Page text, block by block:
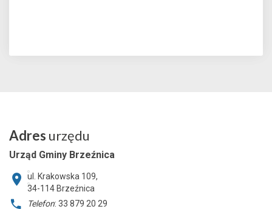
Adres urzędu
Urząd Gminy Brzeźnica
ul. Krakowska 109,
34-114Brzeźnica
Telefon: 33 879 20 29